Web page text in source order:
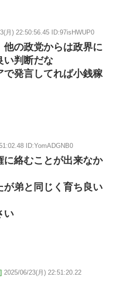
月) 22:50:56.45 ID:97isHWUP0
他の政党からは政界に
い判断だな
で発言してれば小銭稼
ID:YomADGNB0
絡むことが出来なか
が弟と同じく育ち良い
い
2025/06/23(月) 22:51:20.22